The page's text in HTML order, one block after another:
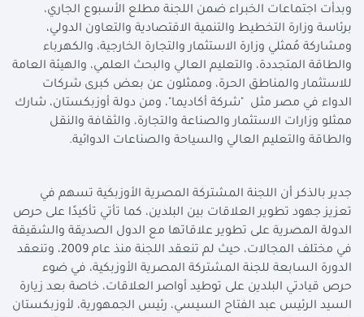
وبدأت اجتماعات الخبراء ضمن اللجنة مطلع الأسبوع الجاري،
برئاسة وزارة التخطيط والتنمية الاقتصادية والتعاون الدولي،
ومشاركة مُمثلي وزارة الاستثمار والتجارة الخارجية، والكهرباء
والطاقة المتجددة، والتعليم العالي والبحث العلمي، والهيئة العامة
للاستثمار والمناطق الحرة، وممثلون عن بعض كبرى شركات
الدواء في مصر مثل "شركة أكاديما"، ومن دولة أوزبكستان، شارك
ممثلو وزارات الاستثمار والصناعة والتجارة، والثقافة والنقل
والطاقة والتعليم العالي والسياحة والصناعات الدوائية.
جدير بالذكر أن اللجنة المشتركة المصرية الأوزبكية تسهم في
تعزيز جهود تطوير العلاقات بين البلدين، كما تأتي تأكيدًا على حرص
الدولة المصرية على تطوير علاقاتها مع الدول الصديقة والشقيقة
في مختلف المجالات، حيث لم تنعقد اللجنة منذ عام 2009، وتنعقد
الدورة السابعة للجنة المشتركة المصرية الأوزبكية، في ضوء
حرص قيادتي البلدين على توطيد أواصر العلاقات، خاصة بعد زيارة
السيد الرئيس عبد الفتاح السيسي، رئيس الجمهورية، لأوزبكستان